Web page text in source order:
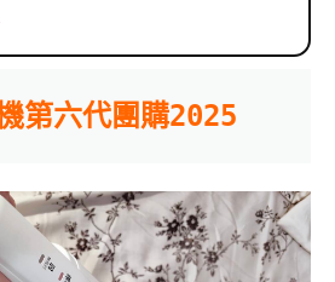
第六代團購2025